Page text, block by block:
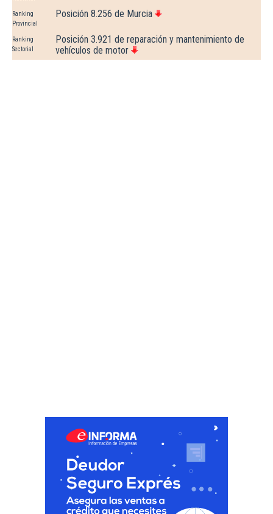
Ranking
Provincial
Posición 8.256 de Murcia
Ranking
Sectorial
Posición 3.921 de reparación y mantenimiento de
vehículos de motor